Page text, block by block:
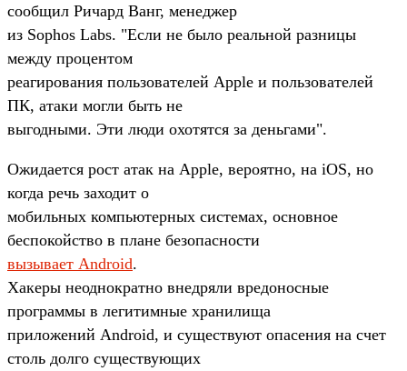
сообщил Ричард Ванг, менеджер
из Sophos Labs. "Если не было реальной разницы
между процентом
реагирования пользователей Apple и пользователей
ПК, атаки могли быть не
выгодными. Эти люди охотятся за деньгами".
Ожидается рост атак на Apple, вероятно, на iOS, но
когда речь заходит о
мобильных компьютерных системах, основное
беспокойство в плане безопасности
вызывает Android.
Хакеры неоднократно внедряли вредоносные
программы в легитимные хранилища
приложений Android, и существуют опасения на счет
столь долго существующих